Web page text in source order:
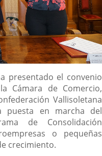
presentado el convenio
Cámara de Comercio,
Vallisoletana
puesta en marcha del
de Consolidación
o pequeñas
crecimiento.